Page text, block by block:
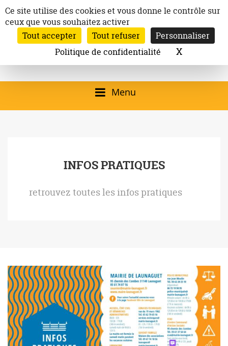
au
contenu
Ville de
Launaguet
Site officiel de la
Mairie de
Launaguet (31140)
qui présente la ville,
programmation
culturelle, la vie
Inscription à la newsletter
Email:
Rechercher
Menu
INFOS PRATIQUES
retrouvez toutes les infos pratiques
Panneau de gestion des cookies
Ce site utilise des cookies et vous donne le contrôle sur
ceux que vous souhaitez activer
Tout accepter
Tout refuser
Personnaliser
Politique de confidentialité
XMasquer